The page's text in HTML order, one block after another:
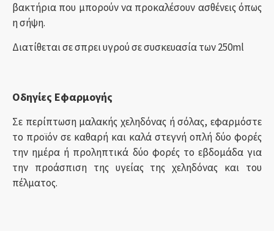
βακτήρια που μπορούν να προκαλέσουν ασθένεις όπως
η σήψη.
Διατίθεται σε σπρει υγρού σε συσκευασία των 250ml
Οδηγίες Εφαρμογής
Σε περίπτωση μαλακής χεληδόνας ή σόλας, εφαρμόστε
το προϊόν σε καθαρή και καλά στεγνή οπλή δύο φορές
την ημέρα ή προληπτικά δύο φορές το εβδομάδα για
την προάσπιση της υγείας της χεληδόνας και του
πέλματος.